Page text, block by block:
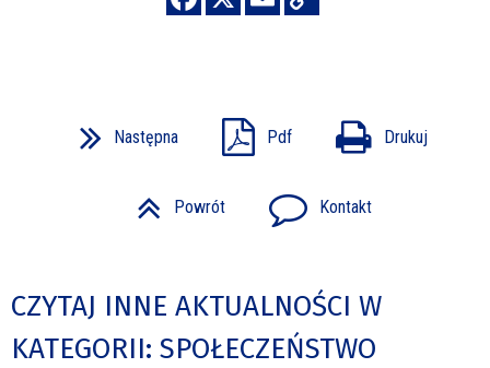
Następna Pdf Drukuj
Powrót Kontakt
CZYTAJ INNE AKTUALNOŚCI W
KATEGORII: SPOŁECZEŃSTWO